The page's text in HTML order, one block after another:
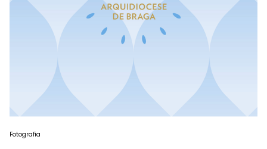
Fotografia